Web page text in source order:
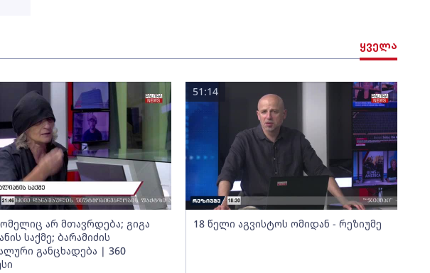
ყველა
არ მთავრდება; გიგა
საქმე; ბარამიძის
განცხადება | 360
18 წელი აგვისტოს ომიდან - რეზიუმე
51:14